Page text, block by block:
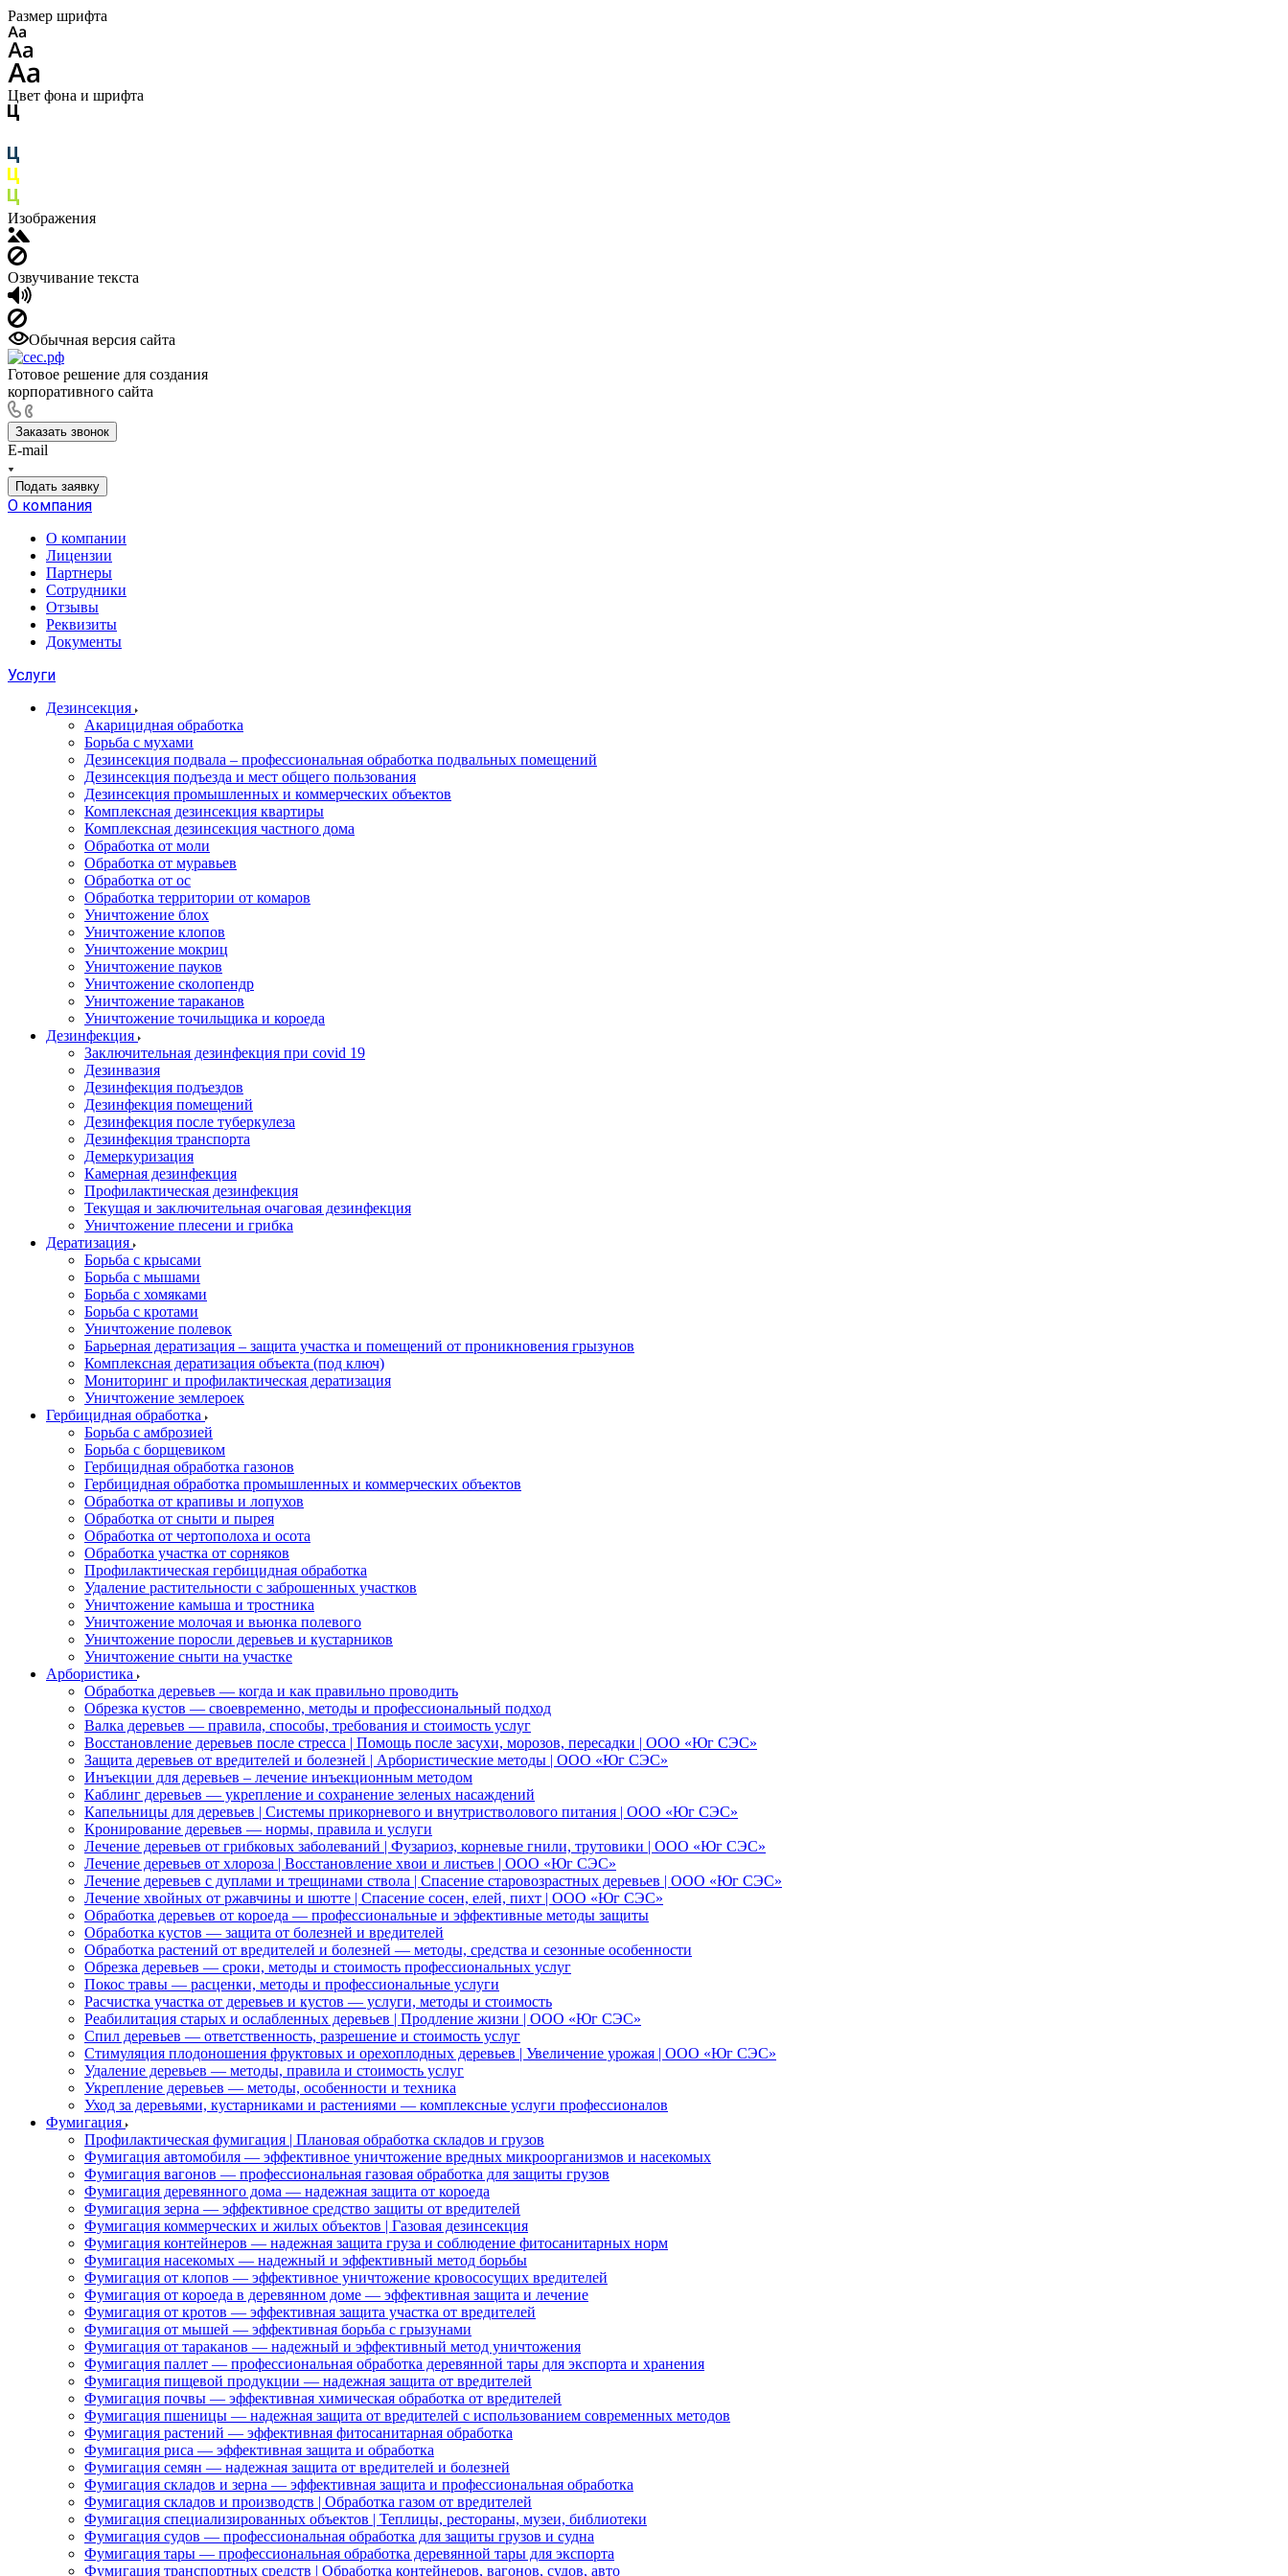
Размер шрифта
Цвет фона и шрифта
Изображения
Озвучивание текста
Обычная версия сайта
Готовое решение для создания
корпоративного сайта
Заказать звонок
E-mail
Подать заявку
О компания
О компании
Лицензии
Партнеры
Сотрудники
Отзывы
Реквизиты
Документы
Услуги
Дезинсекция
Акарицидная обработка
Борьба с мухами
Дезинсекция подвала – профессиональная обработка подвальных помещений
Дезинсекция подъезда и мест общего пользования
Дезинсекция промышленных и коммерческих объектов
Комплексная дезинсекция квартиры
Комплексная дезинсекция частного дома
Обработка от моли
Обработка от муравьев
Обработка от ос
Обработка территории от комаров
Уничтожение блох
Уничтожение клопов
Уничтожение мокриц
Уничтожение пауков
Уничтожение сколопендр
Уничтожение тараканов
Уничтожение точильщика и короеда
Дезинфекция
Заключительная дезинфекция при covid 19
Дезинвазия
Дезинфекция подъездов
Дезинфекция помещений
Дезинфекция после туберкулеза
Дезинфекция транспорта
Демеркуризация
Камерная дезинфекция
Профилактическая дезинфекция
Текущая и заключительная очаговая дезинфекция
Уничтожение плесени и грибка
Дератизация
Борьба с крысами
Борьба с мышами
Борьба с хомяками
Борьба с кротами
Уничтожение полевок
Барьерная дератизация – защита участка и помещений от проникновения грызунов
Комплексная дератизация объекта (под ключ)
Мониторинг и профилактическая дератизация
Уничтожение землероек
Гербицидная обработка
Борьба с амброзией
Борьба с борщевиком
Гербицидная обработка газонов
Гербицидная обработка промышленных и коммерческих объектов
Обработка от крапивы и лопухов
Обработка от сныти и пырея
Обработка от чертополоха и осота
Обработка участка от сорняков
Профилактическая гербицидная обработка
Удаление растительности с заброшенных участков
Уничтожение камыша и тростника
Уничтожение молочая и вьюнка полевого
Уничтожение поросли деревьев и кустарников
Уничтожение сныти на участке
Арбористика
Обработка деревьев — когда и как правильно проводить
Обрезка кустов — своевременно, методы и профессиональный подход
Валка деревьев — правила, способы, требования и стоимость услуг
Восстановление деревьев после стресса | Помощь после засухи, морозов, пересадки | ООО «Юг СЭС»
Защита деревьев от вредителей и болезней | Арбористические методы | ООО «Юг СЭС»
Инъекции для деревьев – лечение инъекционным методом
Каблинг деревьев — укрепление и сохранение зеленых насаждений
Капельницы для деревьев | Системы прикорневого и внутристволового питания | ООО «Юг СЭС»
Кронирование деревьев — нормы, правила и услуги
Лечение деревьев от грибковых заболеваний | Фузариоз, корневые гнили, трутовики | ООО «Юг СЭС»
Лечение деревьев от хлороза | Восстановление хвои и листьев | ООО «Юг СЭС»
Лечение деревьев с дуплами и трещинами ствола | Спасение старовозрастных деревьев | ООО «Юг СЭС»
Лечение хвойных от ржавчины и шютте | Спасение сосен, елей, пихт | ООО «Юг СЭС»
Обработка деревьев от короеда — профессиональные и эффективные методы защиты
Обработка кустов — защита от болезней и вредителей
Обработка растений от вредителей и болезней — методы, средства и сезонные особенности
Обрезка деревьев — сроки, методы и стоимость профессиональных услуг
Покос травы — расценки, методы и профессиональные услуги
Расчистка участка от деревьев и кустов — услуги, методы и стоимость
Реабилитация старых и ослабленных деревьев | Продление жизни | ООО «Юг СЭС»
Спил деревьев — ответственность, разрешение и стоимость услуг
Стимуляция плодоношения фруктовых и орехоплодных деревьев | Увеличение урожая | ООО «Юг СЭС»
Удаление деревьев — методы, правила и стоимость услуг
Укрепление деревьев — методы, особенности и техника
Уход за деревьями, кустарниками и растениями — комплексные услуги профессионалов
Фумигация
Профилактическая фумигация | Плановая обработка складов и грузов
Фумигация автомобиля — эффективное уничтожение вредных микроорганизмов и насекомых
Фумигация вагонов — профессиональная газовая обработка для защиты грузов
Фумигация деревянного дома — надежная защита от короеда
Фумигация зерна — эффективное средство защиты от вредителей
Фумигация коммерческих и жилых объектов | Газовая дезинсекция
Фумигация контейнеров — надежная защита груза и соблюдение фитосанитарных норм
Фумигация насекомых — надежный и эффективный метод борьбы
Фумигация от клопов — эффективное уничтожение кровососущих вредителей
Фумигация от короеда в деревянном доме — эффективная защита и лечение
Фумигация от кротов — эффективная защита участка от вредителей
Фумигация от мышей — эффективная борьба с грызунами
Фумигация от тараканов — надежный и эффективный метод уничтожения
Фумигация паллет — профессиональная обработка деревянной тары для экспорта и хранения
Фумигация пищевой продукции — надежная защита от вредителей
Фумигация почвы — эффективная химическая обработка от вредителей
Фумигация пшеницы — надежная защита от вредителей с использованием современных методов
Фумигация растений — эффективная фитосанитарная обработка
Фумигация риса — эффективная защита и обработка
Фумигация семян — надежная защита от вредителей и болезней
Фумигация складов и зерна — эффективная защита и профессиональная обработка
Фумигация складов и производств | Обработка газом от вредителей
Фумигация специализированных объектов | Теплицы, рестораны, музеи, библиотеки
Фумигация судов — профессиональная обработка для защиты грузов и судна
Фумигация тары — профессиональная обработка деревянной тары для экспорта
Фумигация транспортных средств | Обработка контейнеров, вагонов, судов, авто